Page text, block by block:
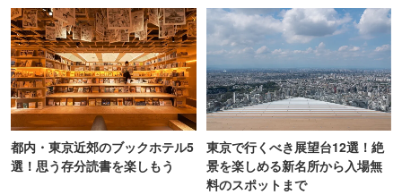
都内・東京近郊のブックホテル5
選！思う存分読書を楽しもう
東京で行くべき展望台12選！絶
景を楽しめる新名所から入場無
料のスポットまで